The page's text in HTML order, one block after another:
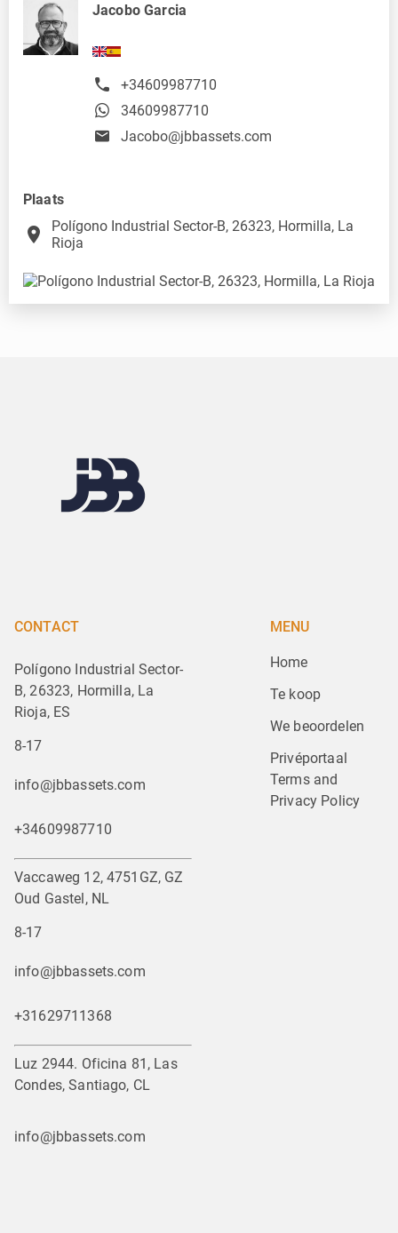
Jacobo Garcia
+34609987710
34609987710
Jacobo@jbbassets.com
Plaats
place
Polígono Industrial Sector-B, 26323, Hormilla, La
Rioja
CONTACT
Polígono Industrial Sector-
B, 26323, Hormilla, La
Rioja, ES
8-17
info@jbbassets.com
+34609987710
Vaccaweg 12, 4751GZ, GZ
Oud Gastel, NL
8-17
info@jbbassets.com
+31629711368
Luz 2944. Oficina 81, Las
Condes, Santiago, CL
info@jbbassets.com
MENU
Home
Te koop
We beoordelen
Privéportaal
Terms and
Privacy Policy